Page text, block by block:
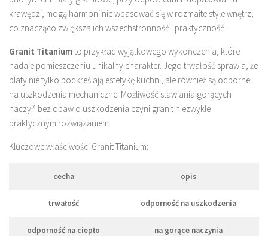
krawędzi, mogą harmonijnie wpasować się w rozmaite style wnętrz,
co znacząco zwiększa ich wszechstronność i praktyczność.
Granit Titaniumto przykład wyjątkowego wykończenia, które
nadaje pomieszczeniu unikalny charakter. Jego trwałość sprawia, że
blaty nie tylko podkreślają estetykę kuchni, ale również są odporne
na uszkodzenia mechaniczne. Możliwość stawiania gorących
naczyń bez obaw o uszkodzenia czyni granit niezwykle
praktycznym rozwiązaniem.
Kluczowe właściwości Granit Titanium:
cecha opis
trwałość odporność na uszkodzenia
odporność na ciepło na gorące naczynia